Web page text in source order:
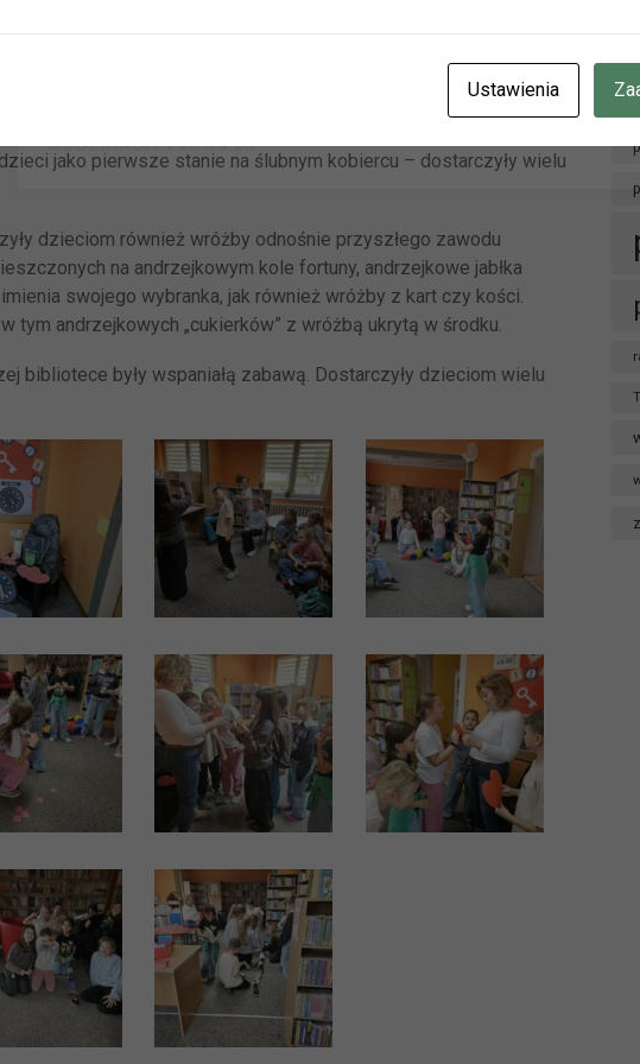
zapoznali się z historią i tradycjami związanymi
mogli wziąć udział w zabawach i wróżbach przepowiadających
serc z imionami „przyszłych mężów i żon” oraz „wyścig butów”,
jako pierwsze stanie na ślubnym kobiercu – dostarczyły wielu
dzieciom również wróżby odnośnie przyszłego zawodu
na andrzejkowym kole fortuny, andrzejkowe jabłka
swojego wybranka, jak również wróżby z kart czy kości.
tym andrzejkowych „cukierków” z wróżbą ukrytą w środku.
bibliotece były wspaniałą zabawą. Dostarczyły dzieciom wielu
Informacje znajdziecie Państwo na naszej stronie internetowej i
JEDNOCZENIE INFORMUJEMY, ŻE W DNIACH 3-14 SIERPNIA
BIBLIOTEKA W HERBACH PRZY UL. LUBLINIECKIEJ BĘDZIE
GODZINACH 9:00-15:00
Ustawienia